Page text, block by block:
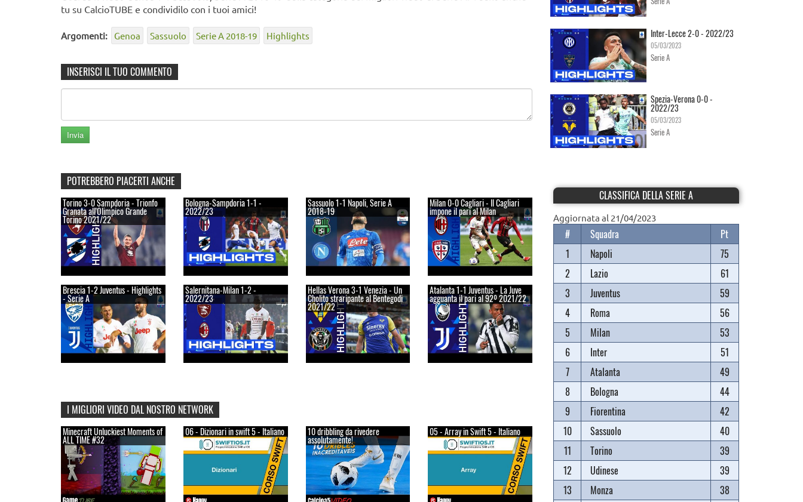
tu su CalcioTUBE e condividilo con i tuoi amici!
Argomenti: Genoa Sassuolo Serie A 2018-19 Highlights
INSERISCI IL TUO COMMENTO
POTREBBERO PIACERTI ANCHE
Torino 3-0 Sampdoria - Trionfo
Granata all'Olimpico Grande
Torino 2021/22
Bologna-Sampdoria 1-1 -
2022/23
Sassuolo 1-1 Napoli, Serie A
2018-19
Milan 0-0 Cagliari - Il Cagliari
impone il pari al Milan
Brescia 1-2 Juventus - Highlights
- Serie A
Salernitana-Milan 1-2 -
2022/23
Hellas Verona 3-1 Venezia - Un
Cholito straripante al Bentegodi
2021/22
Atalanta 1-1 Juventus - La Juve
agguanta il pari al 92º 2021/22
I MIGLIORI VIDEO DAL NOSTRO NETWORK
Minecraft Unluckiest Moments of
ALL TIME #32
06 - Dizionari in swift 5 - Italiano 10 dribbling da rivedere
assolutamente!
05 - Array in Swift 5 - Italiano
Inter-Lecce 2-0 - 2022/23
05/03/2023
Serie A
Spezia-Verona 0-0 -
2022/23
05/03/2023
Serie A
CLASSIFICA DELLA SERIE A
Aggiornata al 21/04/2023
# Squadra
Pt
1
Napoli
75
2
Lazio
61
3
Juventus
59
4
Roma
56
5
Milan
53
6
Inter
51
7
Atalanta
49
8
Bologna
44
9
Fiorentina
42
10
Sassuolo
40
11
Torino
39
12
Udinese
39
13
Monza
38